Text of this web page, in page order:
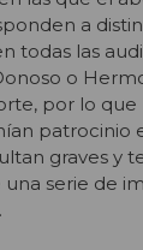
a
todas las
o
por lo que
patrocinio
graves y
serie de